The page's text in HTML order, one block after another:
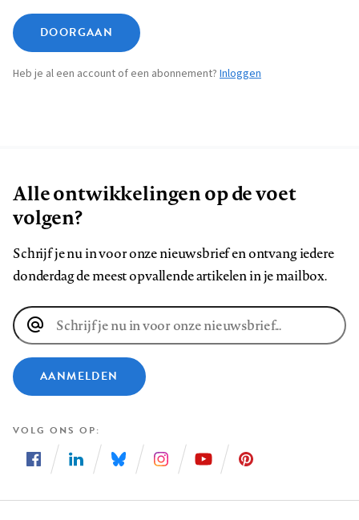
DOORGAAN
Heb je al een account of een abonnement? Inloggen
Alle ontwikkelingen op de voet
volgen?
Schrijf je nu in voor onze nieuwsbrief en ontvang iedere
donderdag de meest opvallende artikelen in je mailbox.
E-
mailadres
AANMELDEN
VOLG ONS OP
ons
ons
ons
ons
ons
ons